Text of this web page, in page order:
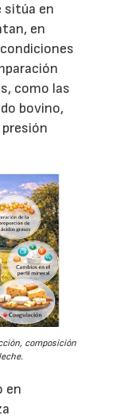
sitúa en
en
como las
bovino,
composición
en